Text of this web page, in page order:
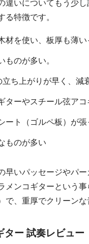
特徴です。
材を使い、板厚も薄
のが多い。
ち上がりが早く、減
ーやスチール弦アコ
ト（ゴルペ板）が張
ものが多い
早いパッセージやパ
メンコギターという
、重厚でクリーンな
ー 試奏レビュー